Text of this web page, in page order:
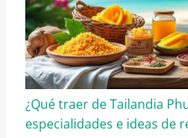
¿Qué traer de Tailandia
especialidades e ideas de